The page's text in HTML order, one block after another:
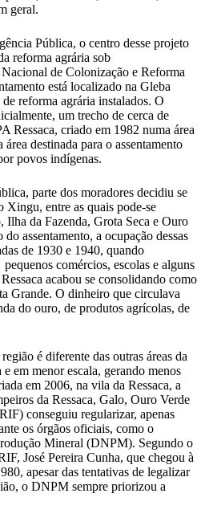
geral.
Pública, o centro desse projeto
reforma agrária sob
de Colonização e Reforma
está localizado na Gleba
reforma agrária instalados. O
um trecho de cerca de
Ressaca, criado em 1982 numa área
destinada para o assentamento
povos indígenas.
parte dos moradores decidiu se
entre as quais pode-se
Ilha da Fazenda, Grota Seca e Ouro
assentamento, a ocupação dessas
de 1930 e 1940, quando
comércios, escolas e alguns
acabou se consolidando como
Grande. O dinheiro que circulava
do ouro, de produtos agrícolas, de
é diferente das outras áreas da
em menor escala, gerando menos
em 2006, na vila da Ressaca, a
da Ressaca, Galo, Ouro Verde
conseguiu regularizar, apenas
os órgãos oficiais, como o
Mineral (DNPM). Segundo o
José Pereira Cunha, que chegou à
apesar das tentativas de legalizar
o DNPM sempre priorizou a